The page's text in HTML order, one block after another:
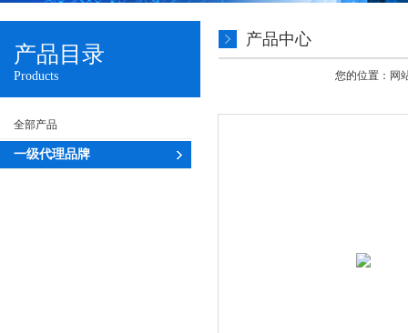
产品目录
Products
全部产品
一级代理品牌
产品中心
您的位置： 网